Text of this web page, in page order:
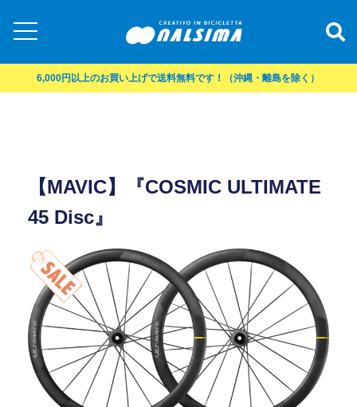
6,000円以上のお買い上げで送料無料です！（沖縄・離島を除く）
【MAVIC】『COSMIC ULTIMATE
45 Disc』